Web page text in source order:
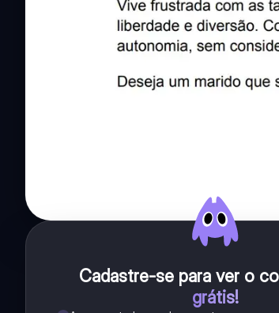
Cadastre-se para ver o
grátis!